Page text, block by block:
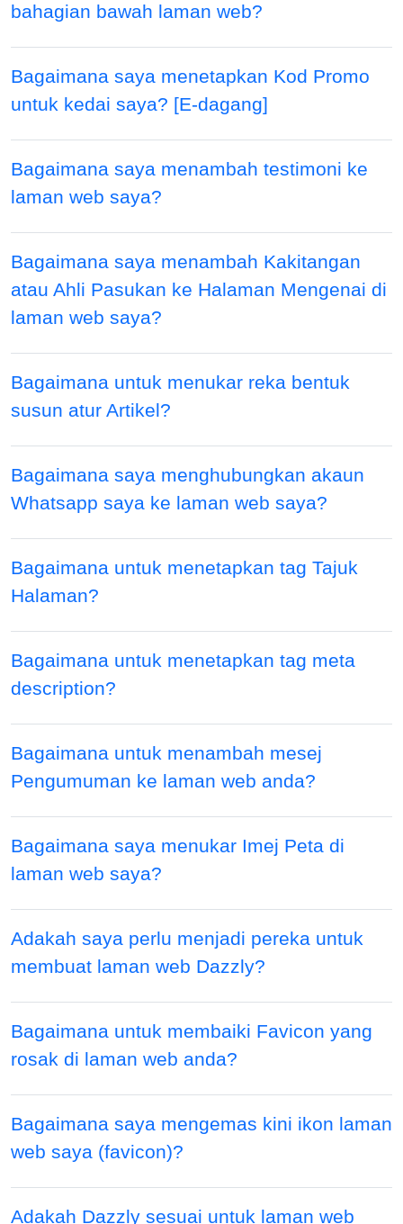
bahagian bawah laman web?
Bagaimana saya menetapkan Kod Promo
untuk kedai saya? [E-dagang]
Bagaimana saya menambah testimoni ke
laman web saya?
Bagaimana saya menambah Kakitangan
atau Ahli Pasukan ke Halaman Mengenai di
laman web saya?
Bagaimana untuk menukar reka bentuk
susun atur Artikel?
Bagaimana saya menghubungkan akaun
Whatsapp saya ke laman web saya?
Bagaimana untuk menetapkan tag Tajuk
Halaman?
Bagaimana untuk menetapkan tag meta
description?
Bagaimana untuk menambah mesej
Pengumuman ke laman web anda?
Bagaimana saya menukar Imej Peta di
laman web saya?
Adakah saya perlu menjadi pereka untuk
membuat laman web Dazzly?
Bagaimana untuk membaiki Favicon yang
rosak di laman web anda?
Bagaimana saya mengemas kini ikon laman
web saya (favicon)?
Adakah Dazzly sesuai untuk laman web